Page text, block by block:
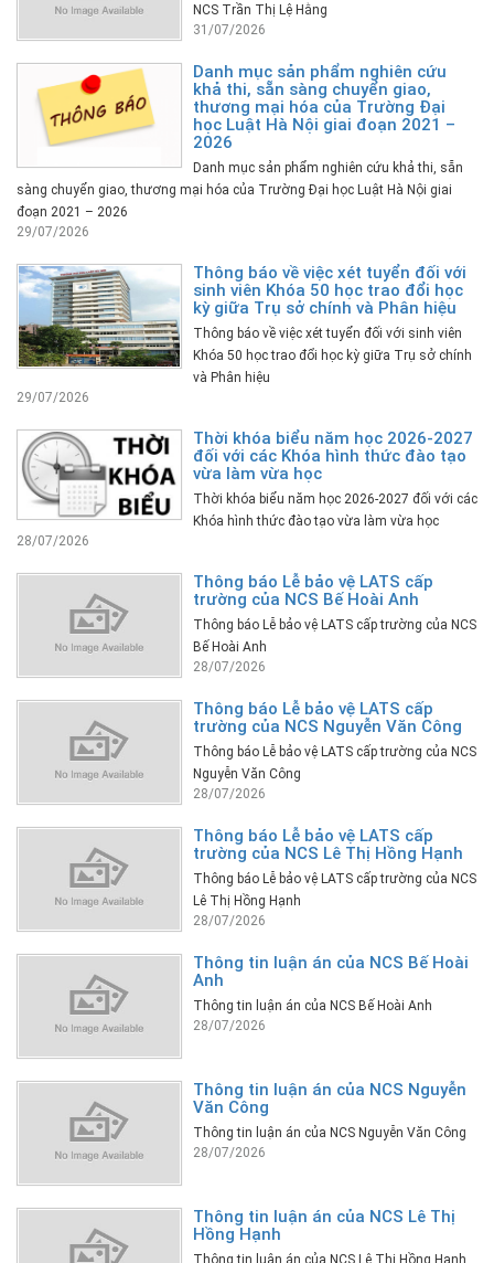
NCS Trần Thị Lệ Hằng
31/07/2026
Danh mục sản phẩm nghiên cứu
khả thi, sẵn sàng chuyển giao,
thương mại hóa của Trường Đại
học Luật Hà Nội giai đoạn 2021 –
2026
Danh mục sản phẩm nghiên cứu khả thi, sẵn
sàng chuyển giao, thương mại hóa của Trường Đại học Luật Hà Nội giai
đoạn 2021 – 2026
29/07/2026
Thông báo về việc xét tuyển đối với
sinh viên Khóa 50 học trao đổi học
kỳ giữa Trụ sở chính và Phân hiệu
Thông báo về việc xét tuyển đối với sinh viên
Khóa 50 học trao đổi học kỳ giữa Trụ sở chính
và Phân hiệu
29/07/2026
Thời khóa biểu năm học 2026-2027
đối với các Khóa hình thức đào tạo
vừa làm vừa học
Thời khóa biểu năm học 2026-2027 đối với các
Khóa hình thức đào tạo vừa làm vừa học
28/07/2026
Thông báo Lễ bảo vệ LATS cấp
trường của NCS Bế Hoài Anh
Thông báo Lễ bảo vệ LATS cấp trường của NCS
Bế Hoài Anh
28/07/2026
Thông báo Lễ bảo vệ LATS cấp
trường của NCS Nguyễn Văn Công
Thông báo Lễ bảo vệ LATS cấp trường của NCS
Nguyễn Văn Công
28/07/2026
Thông báo Lễ bảo vệ LATS cấp
trường của NCS Lê Thị Hồng Hạnh
Thông báo Lễ bảo vệ LATS cấp trường của NCS
Lê Thị Hồng Hạnh
28/07/2026
Thông tin luận án của NCS Bế Hoài
Anh
Thông tin luận án của NCS Bế Hoài Anh
28/07/2026
Thông tin luận án của NCS Nguyễn
Văn Công
Thông tin luận án của NCS Nguyễn Văn Công
28/07/2026
Thông tin luận án của NCS Lê Thị
Hồng Hạnh
Thông tin luận án của NCS Lê Thị Hồng Hạnh